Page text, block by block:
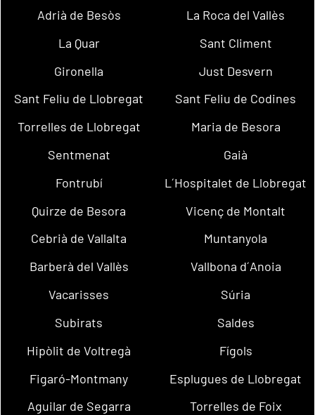
Adrià de Besòs
La Roca del Vallès
La Quar
Sant Climent
Gironella
Just Desvern
Sant Feliu de Llobregat
Sant Feliu de Codines
Torrelles de Llobregat
Maria de Besora
Sentmenat
Gaià
Fontrubí
L´Hospitalet de Llobregat
Quirze de Besora
Vicenç de Montalt
Cebrià de Vallalta
Muntanyola
Barberà del Vallès
Vallbona d´Anoia
Vacarisses
Súria
Subirats
Saldes
Hipòlit de Voltregà
Fígols
Figaró-Montmany
Esplugues de Llobregat
Aguilar de Segarra
Torrelles de Foix